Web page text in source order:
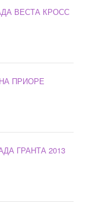
ВЕСТА КРОСС
ПРИОРЕ
ГРАНТА 2013